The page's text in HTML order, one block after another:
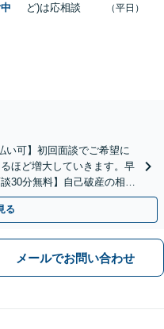
ど)は応相談
（平日）
い可】初回面談でご希望に
ほど増大していきます。早
30分無料】自己破産の相談
さい。
る
メールでお問い合わせ